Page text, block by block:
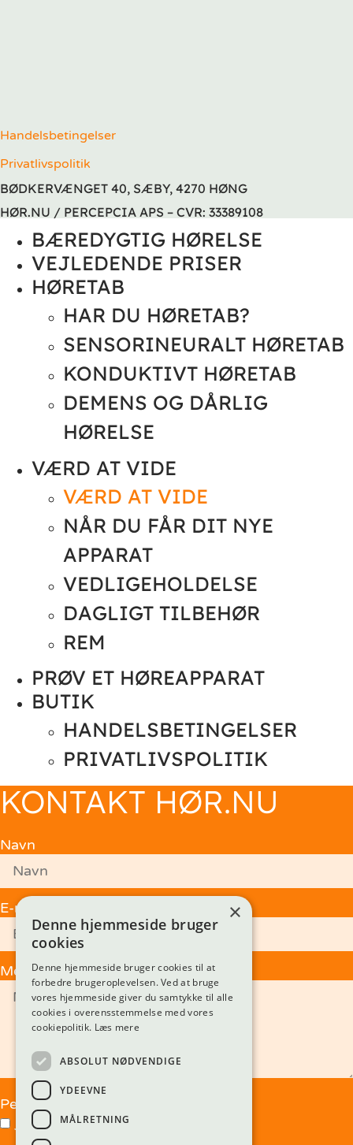
Handelsbetingelser
Privatlivspolitik
BØDKERVÆNGET 40, SÆBY, 4270 HØNG
HØR.NU / PERCEPCIA APS – CVR: 33389108
BÆREDYGTIG HØRELSE
VEJLEDENDE PRISER
HØRETAB
HAR DU HØRETAB?
SENSORINEURALT HØRETAB
KONDUKTIVT HØRETAB
DEMENS OG DÅRLIG
HØRELSE
VÆRD AT VIDE
VÆRD AT VIDE
NÅR DU FÅR DIT NYE
APPARAT
VEDLIGEHOLDELSE
DAGLIGT TILBEHØR
REM
PRØV ET HØREAPPARAT
BUTIK
HANDELSBETINGELSER
PRIVATLIVSPOLITIK
KONTAKT HØR.NU
Navn
E-mail
Meddelelse
Persondata
Jeg accepterpersondatapolitikken
×
Denne hjemmeside bruger
cookies
Denne hjemmeside bruger cookies til at
forbedre brugeroplevelsen. Ved at bruge
vores hjemmeside giver du samtykke til alle
cookies i overensstemmelse med vores
cookiepolitik. Læs mere
ABSOLUT NØDVENDIGE
YDEEVNE
MÅLRETNING